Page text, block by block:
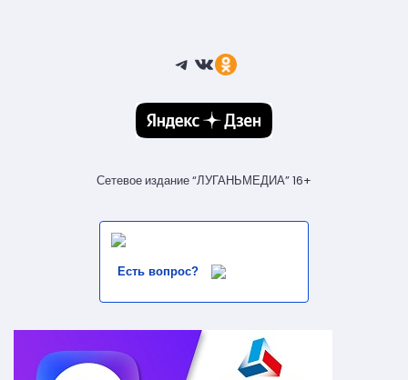
Telegram
ВКонтакте
Ссылка
Сетевое издание “ЛУГАНЬМЕДИА” 16+
Есть вопрос?